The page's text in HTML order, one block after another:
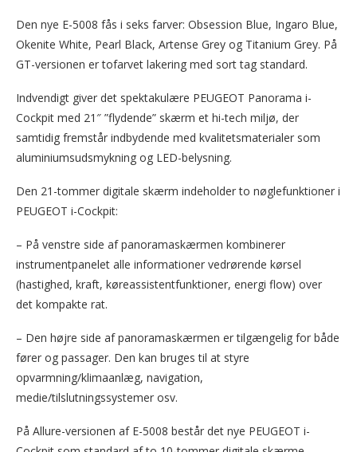
Den nye E-5008 fås i seks farver: Obsession Blue, Ingaro Blue,
Okenite White, Pearl Black, Artense Grey og Titanium Grey. På
GT-versionen er tofarvet lakering med sort tag standard.
Indvendigt giver det spektakulære PEUGEOT Panorama i-
Cockpit med 21″ ”flydende” skærm et hi-tech miljø, der
samtidig fremstår indbydende med kvalitetsmaterialer som
aluminiumsudsmykning og LED-belysning.
Den 21-tommer digitale skærm indeholder to nøglefunktioner i
PEUGEOT i-Cockpit:
– På venstre side af panoramaskærmen kombinerer
instrumentpanelet alle informationer vedrørende kørsel
(hastighed, kraft, køreassistentfunktioner, energi flow) over
det kompakte rat.
– Den højre side af panoramaskærmen er tilgængelig for både
fører og passager. Den kan bruges til at styre
opvarmning/klimaanlæg, navigation,
medie/tilslutningssystemer osv.
På Allure-versionen af E-5008 består det nye PEUGEOT i-